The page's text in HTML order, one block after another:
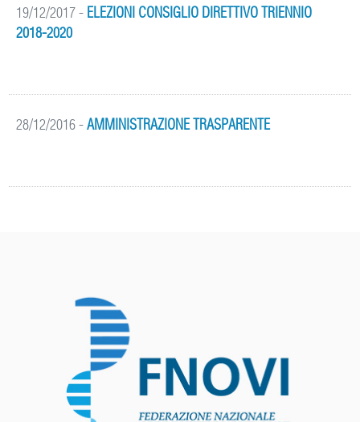
19/12/2017- ELEZIONI CONSIGLIO DIRETTIVO TRIENNIO
2018-2020
28/12/2016-AMMINISTRAZIONE TRASPARENTE